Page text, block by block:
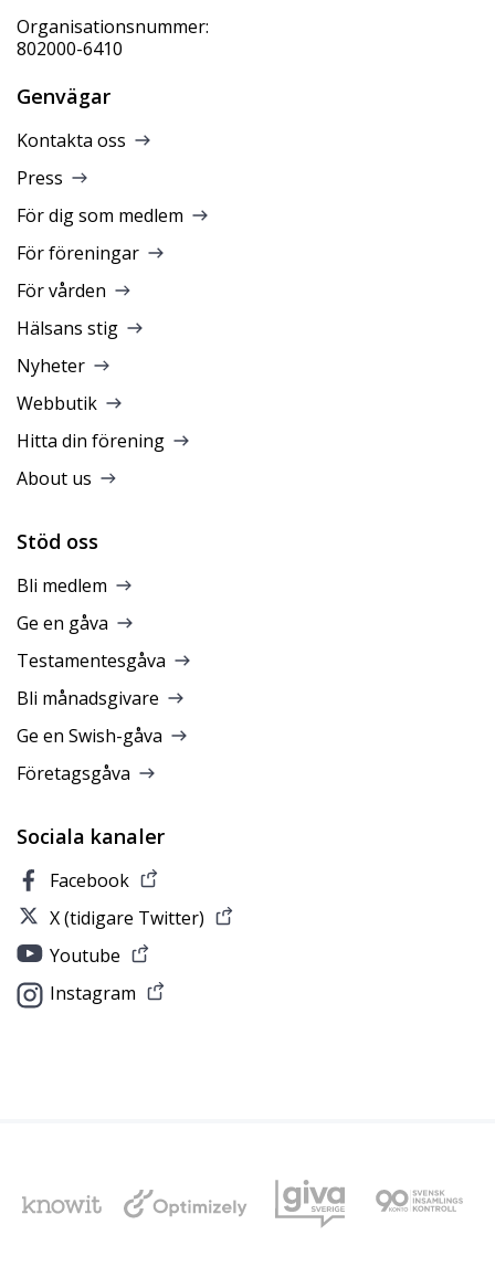
Organisationsnummer:
802000-6410
Genvägar
Kontakta oss
Press
För dig som medlem
För föreningar
För vården
Hälsans stig
Nyheter
Webbutik
Hitta din förening
About us
Stöd oss
Bli medlem
Ge en gåva
Testamentesgåva
Bli månadsgivare
Ge en Swish-gåva
Företagsgåva
Sociala kanaler
Facebook
X (tidigare Twitter)
Youtube
Instagram